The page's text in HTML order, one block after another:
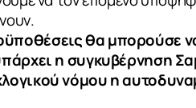
θα μπορούσε
η συγκυβέρνηση
νόμου η